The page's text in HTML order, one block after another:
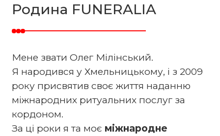
Родина FUNERALIA
Мене звати Олег Мілінський.
Я народився у Хмельницькому, і з 2009
року присвятив своє життя наданню
міжнародних ритуальних послуг за
кордоном.
За ці роки я та моє міжнародне